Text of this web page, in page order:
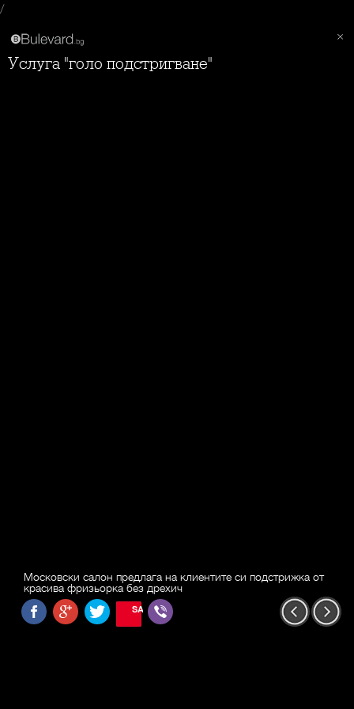
/
Услуга "голо подстригване"
Московски салон предлага на клиентите си подстрижка от
красива фризьорка без дрехич
SAVE